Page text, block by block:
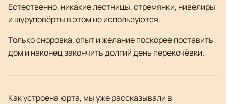
Естественно, никакие лестницы, стремянки, нивелиры
и шуруповёрты в этом не используются.
Только сноровка, опыт и желание поскорее поставить
дом и наконец закончить долгий день перекочёвки.
Как устроена юрта, мы уже рассказывали в